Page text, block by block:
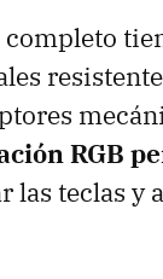
completo
RGB
las teclas